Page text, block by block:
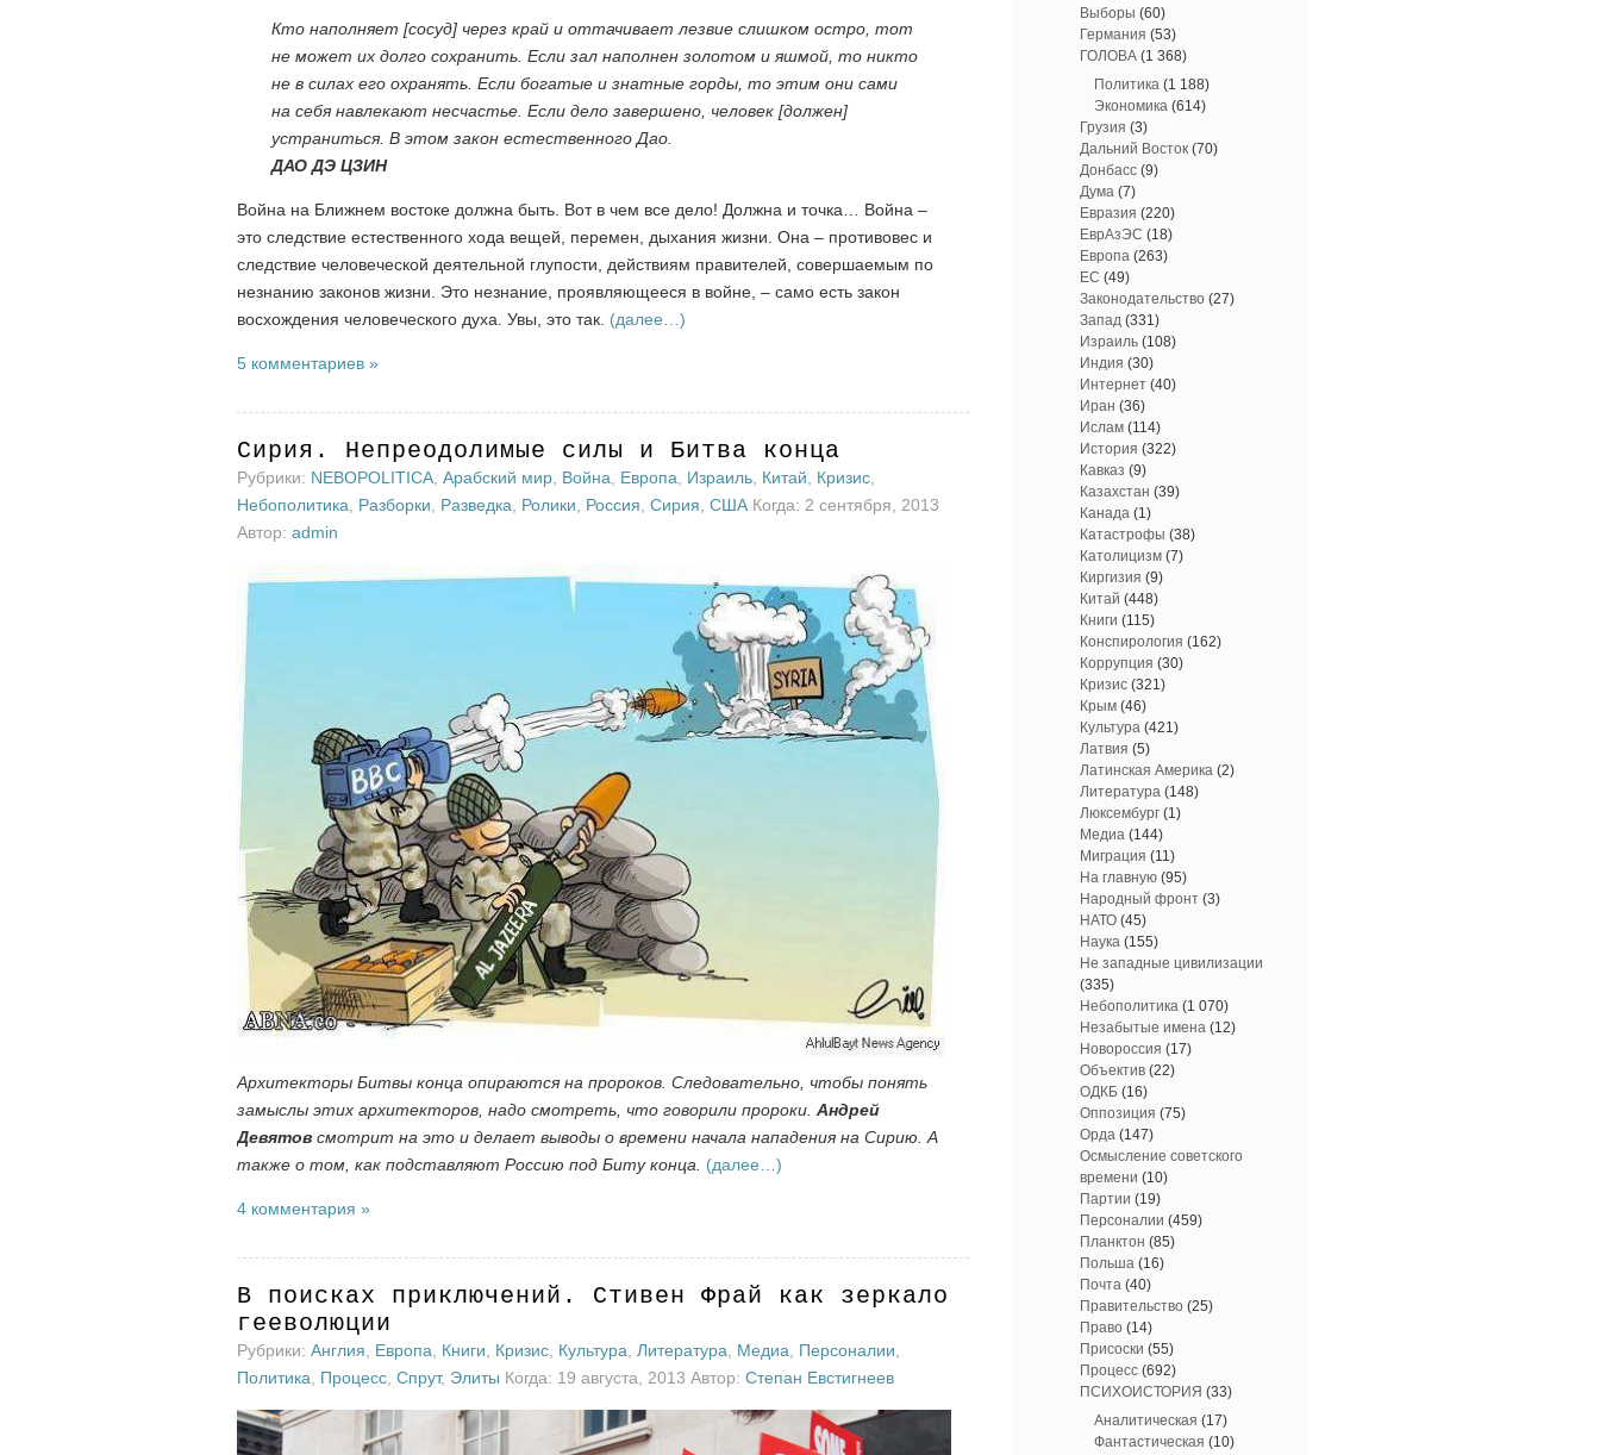
Кто наполняет [сосуд] через край и оттачивает лезвие слишком остро, тот
не может их долго сохранить. Если зал наполнен золотом и яшмой, то никто
не в силах его охранять. Если богатые и знатные горды, то этим они сами
на себя навлекают несчастье. Если дело завершено, человек [должен]
устраниться. В этом закон естественного Дао.
ДАО ДЭ ЦЗИН
Война на Ближнем востоке должна быть. Вот в чем все дело! Должна и точка… Война –
это следствие естественного хода вещей, перемен, дыхания жизни. Она – противовес и
следствие человеческой деятельной глупости, действиям правителей, совершаемым по
незнанию законов жизни. Это незнание, проявляющееся в войне, – само есть закон
восхождения человеческого духа. Увы, это так. (далее…)
5 комментариев »
Сирия. Непреодолимые силы и Битва конца
Рубрики: NEBOPOLITICA, Арабский мир, Война, Европа, Израиль, Китай, Кризис,
Небополитика, Разборки, Разведка, Ролики, Россия, Сирия, США Когда: 2 сентября, 2013
Автор: admin
Архитекторы Битвы конца опираются на пророков. Следовательно, чтобы понять
замыслы этих архитекторов, надо смотреть, что говорили пророки. Андрей
Девятов смотрит на это и делает выводы о времени начала нападения на Сирию. А
также о том, как подставляют Россию под Биту конца.
(далее…)
4 комментария »
В поисках приключений. Стивен Фрай как зеркало
гееволюции
Рубрики: Англия Европа Книги Кризис Культура Литература Медиа Персоналии
Политика
Процесс Спрут, Элиты Когда: 19 августа, 2013 Автор: Степан Евстигнеев
Выборы (60)
Германия (53)
ГОЛОВА (1 368)
Политика (1 188)
Экономика (614)
Грузия (3)
Дальний Восток (70)
Донбасс (9)
Дума (7)
Евразия (220)
ЕврАзЭС (18)
Европа (263)
ЕС (49)
Законодательство (27)
Запад (331)
Израиль (108)
Индия (30)
Интернет (40)
Иран (36)
Ислам (114)
История (322)
Кавказ (9)
Казахстан (39)
Канада (1)
Катастрофы (38)
Католицизм (7)
Киргизия (9)
Китай (448)
Книги (115)
Конспирология (162)
Коррупция (30)
Кризис (321)
Крым (46)
Культура (421)
Латвия (5)
Латинская Америка (2)
Литература (148)
Люксембург (1)
Медиа (144)
Миграция (11)
На главную (95)
Народный фронт (3)
НАТО (45)
Наука (155)
Не западные цивилизации
(335)
Небополитика (1 070)
Незабытые имена (12)
Новороссия (17)
Объектив (22)
ОДКБ (16)
Оппозиция (75)
Орда (147)
Осмысление советского
времени (10)
Партии (19)
Персоналии (459)
Планктон (85)
Польша (16)
Почта (40)
Правительство (25)
Право (14)
Присоски (55)
Процесс (692)
ПСИХОИСТОРИЯ (33)
Аналитическая (17)
Фантастическая (10)